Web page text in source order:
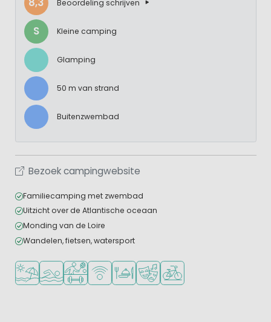
Beoordeling schrijven
S Kleine camping
Glamping
50 m van strand
Buitenzwembad
Bezoek campingwebsite
Familiecamping met zwembad
Uitzicht over de Atlantische oceaan
Monding van de Loire
Wandelen, fietsen, watersport
Ligt bij strand en zee
Openlucht zwembad
Veel mogelijkheden om te sporten
WiFi beschikbaar
Restaurant of pizzeria
Animatieprogramma
Fietsverhuur